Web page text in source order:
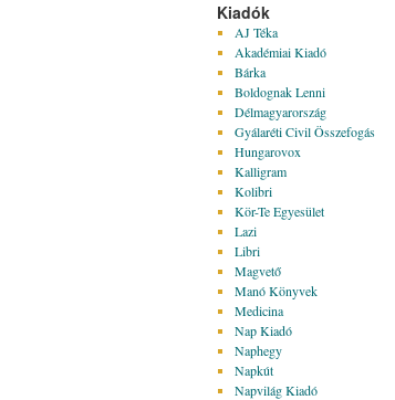
Kiadók
AJ Téka
Akadémiai Kiadó
Bárka
Boldognak Lenni
Délmagyarország
Gyálaréti Civil Összefogás
Hungarovox
Kalligram
Kolibri
Kör-Te Egyesület
Lazi
Libri
Magvető
Manó Könyvek
Medicina
Nap Kiadó
Naphegy
Napkút
Napvilág Kiadó